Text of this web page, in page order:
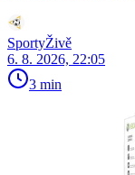
SportyŽivě
6. 8. 2026, 22:05
3 min